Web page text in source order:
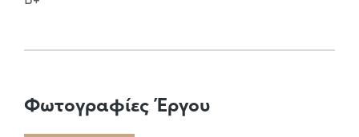
Φωτογραφίες Έργου